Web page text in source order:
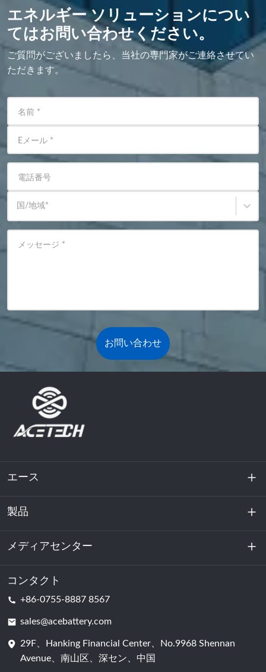
エネルギー ソリューションについ
てはお問い合わせください。
ご質問がございましたら、当社の専門家がご連絡させてい
ただきます。
名前 *
Eメール *
電話番号
国/地域*
メッセージ *
お問い合わせ
エース
私たちに関しては
持続可能性
製品
エネルギー貯蔵
データセンターおよびサーバー室
バッテリーセル
メディアセンター
ニュース
コンタクト
+86-0755-8887 8567
sales@acebattery.com
29F、Hanking Financial Center、No.9968 Shennan
Avenue、南山区、深セン、中国